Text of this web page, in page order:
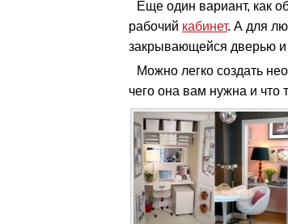
Еще один вариант, как
рабочий кабинет. А для
закрывающейся дверью и
Можно легко создать
чего она вам нужна и что